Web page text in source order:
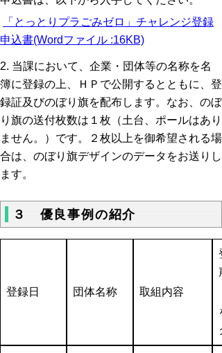
「とっとりプラごみゼロ」チャレンジ登録
申込書(Wordファイル :16KB)
2. 当課において、企業・団体等の名称を名
簿に登録の上、ＨＰで公開するとともに、登
録証及びのぼり旗を配布します。なお、のぼ
り旗の送付枚数は１枚（土台、ポールはあり
ません。）です。２枚以上を御希望される場
合は、のぼり旗デザインのデータをお送りし
ます。
３ 優良事例の紹介
登録日 団体名称 取組内容